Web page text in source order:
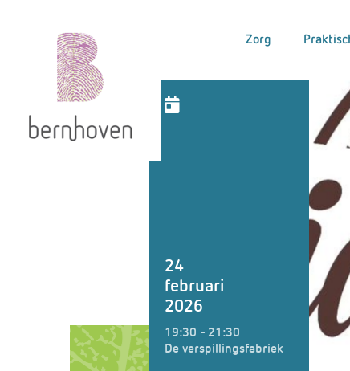
Zorg
24
februari
2026
19:30 - 21:30
De verspillingsfabriek